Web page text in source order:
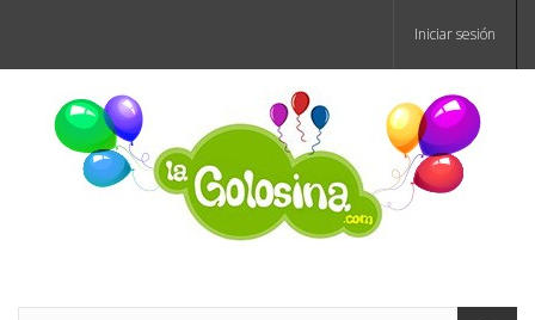
Iniciar sesión